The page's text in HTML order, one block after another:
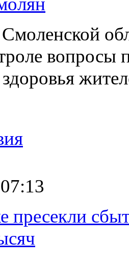
вопросы
пресекли